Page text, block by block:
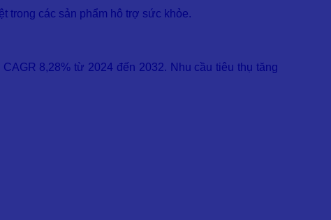
trong các sản phẩm hô trợ sức khỏe.
8,28% từ 2024 đến 2032. Nhu cầu tiêu thụ tăng